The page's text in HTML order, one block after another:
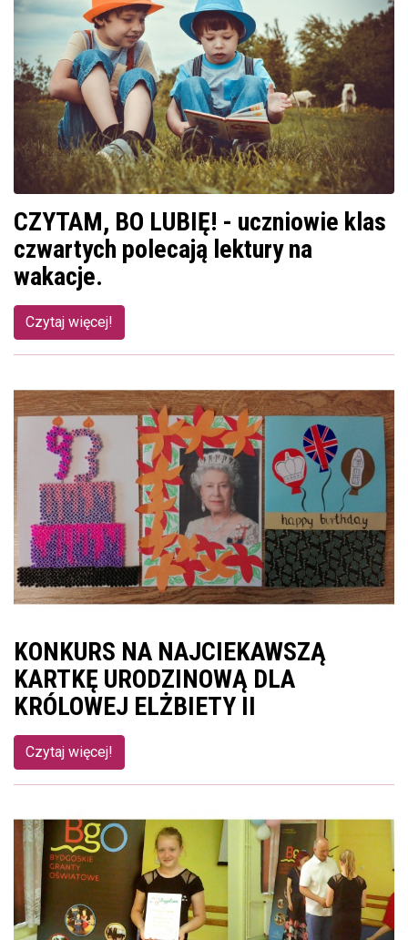
CZYTAM, BO LUBIĘ! - uczniowie klas
czwartych polecają lektury na
wakacje.
Czytaj więcej!
KONKURS NA NAJCIEKAWSZĄ
KARTKĘ URODZINOWĄ DLA
KRÓLOWEJ ELŻBIETY II
Czytaj więcej!